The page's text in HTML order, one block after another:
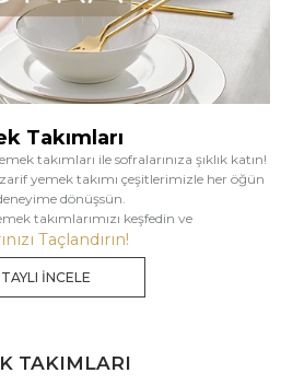
Takımları
takımları ile sofralarınıza şıklık katın!
zarif yemek takımı çeşitlerimizle her öğün
dönüşsün.
takımlarımızı keşfedin ve
Taçlandırın!
İNCELE
TAKIMLARI